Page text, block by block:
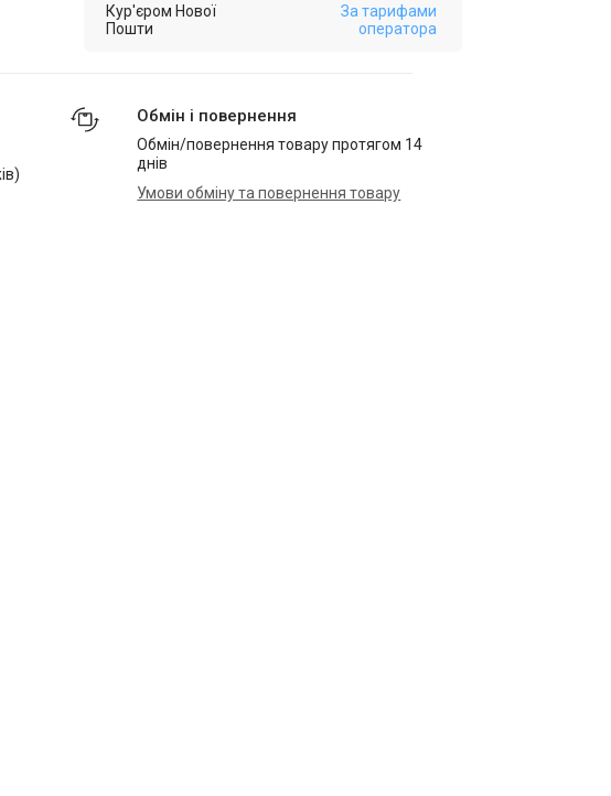
Кур'єром Нової
Пошти
За тарифами
оператора
Обмін і повернення
Обмін/повернення товару протягом 14
днів
Умови обміну та повернення товару